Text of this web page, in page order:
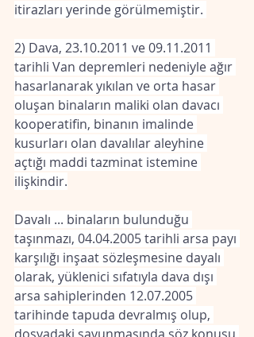
itirazları yerinde görülmemiştir.
2) Dava, 23.10.2011 ve 09.11.2011
tarihli Van depremleri nedeniyle ağır
hasarlanarak yıkılan ve orta hasar
oluşan binaların maliki olan davacı
kooperatifin, binanın imalinde
kusurları olan davalılar aleyhine
açtığı maddi tazminat istemine
ilişkindir.
Davalı ... binaların bulunduğu
taşınmazı, 04.04.2005 tarihli arsa payı
karşılığı inşaat sözleşmesine dayalı
olarak, yüklenici sıfatıyla dava dışı
arsa sahiplerinden 12.07.2005
tarihinde tapuda devralmış olup,